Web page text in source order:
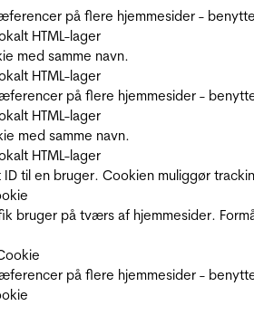
på flere hjemmesider -
HTML-lager
med samme navn.
HTML-lager
på flere hjemmesider -
HTML-lager
med samme navn.
HTML-lager
til en bruger. Cookien muliggør
bruger på tværs af hjemmesider.
på flere hjemmesider -